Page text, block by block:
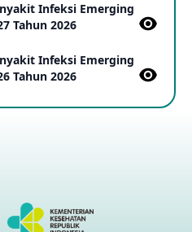
di RD Kongo
16 May 2026
di Cina
Kapal Pesiar Keberangkatan
Infeksi Emerging
Tahun 2026
Infeksi Emerging
Tahun 2026